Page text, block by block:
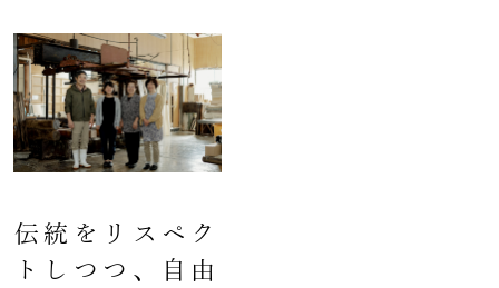
伝統をリスペク
トしつつ、自由